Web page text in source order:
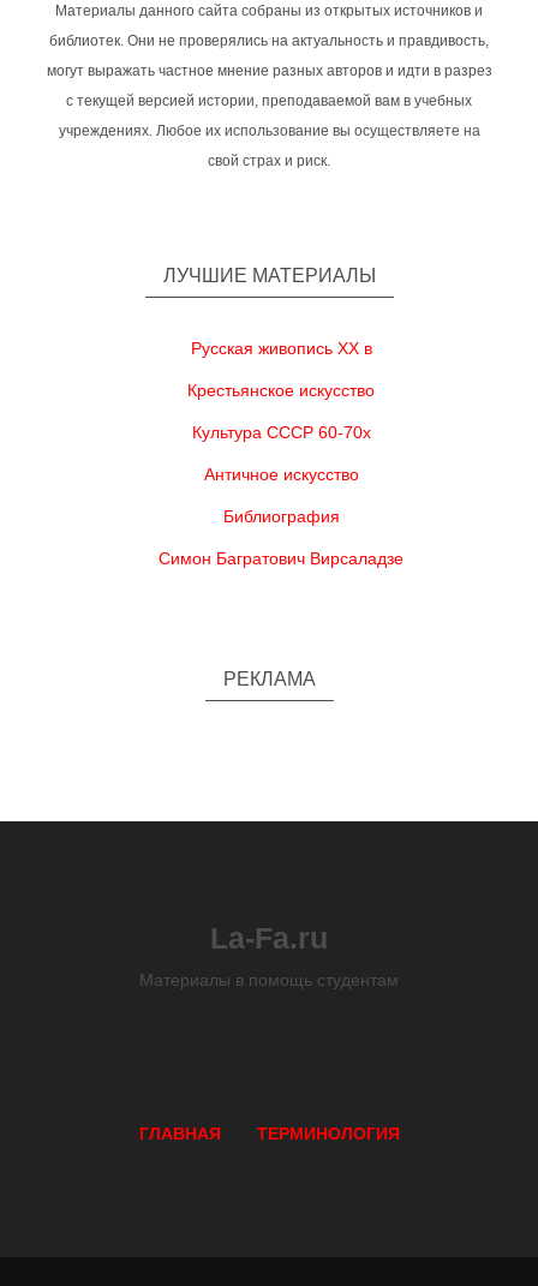
Материалы данного сайта собраны из открытых источников и
библиотек. Они не проверялись на актуальность и правдивость,
могут выражать частное мнение разных авторов и идти в разрез
с текущей версией истории, преподаваемой вам в учебных
учреждениях. Любое их использование вы осуществляете на
свой страх и риск.
ЛУЧШИЕ МАТЕРИАЛЫ
Русская живопись XX в
Крестьянское искусство
Культура СССР 60-70х
Античное искусство
Библиография
Симон Багратович Вирсаладзе
РЕКЛАМА
La-Fa.ru
Материалы в помощь студентам
ГЛАВНАЯ ТЕРМИНОЛОГИЯ